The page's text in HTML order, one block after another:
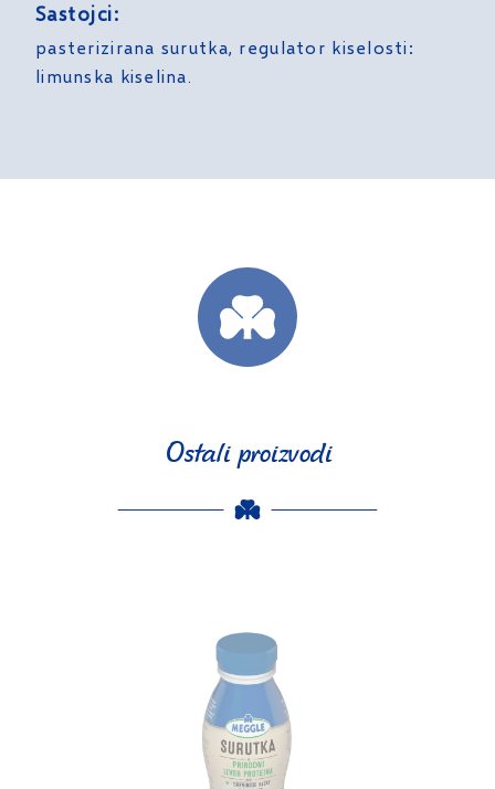
Sastojci:
pasterizirana surutka, regulator kiselosti:
limunska kiselina.
Ostali proizvodi